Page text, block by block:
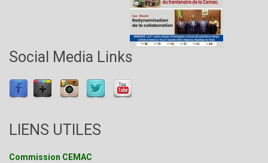
Social Media Links
LIENS UTILES
Commission CEMAC